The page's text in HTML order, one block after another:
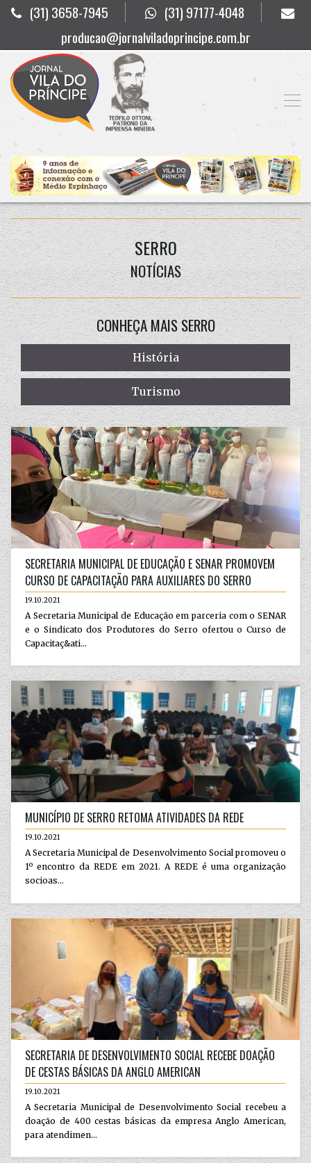
(31) 3658-7945
(31) 97177-4048
producao@jornalviladoprincipe.com.br
SERRO
NOTÍCIAS
CONHEÇA MAIS SERRO
História
Turismo
SECRETARIA MUNICIPAL DE EDUCAÇÃO E SENAR PROMOVEM
CURSO DE CAPACITAÇÃO PARA AUXILIARES DO SERRO
19.10.2021
A Secretaria Municipal de Educação em parceria com o SENAR
e o Sindicato dos Produtores do Serro ofertou o Curso de
Capacitaç&ati...
MUNICÍPIO DE SERRO RETOMA ATIVIDADES DA REDE
19.10.2021
A Secretaria Municipal de Desenvolvimento Social promoveu o
1º encontro da REDE em 2021. A REDE é uma organização
socioas...
SECRETARIA DE DESENVOLVIMENTO SOCIAL RECEBE DOAÇÃO
DE CESTAS BÁSICAS DA ANGLO AMERICAN
19.10.2021
A Secretaria Municipal de Desenvolvimento Social recebeu a
doação de 400 cestas básicas da empresa Anglo American,
para atendimen...